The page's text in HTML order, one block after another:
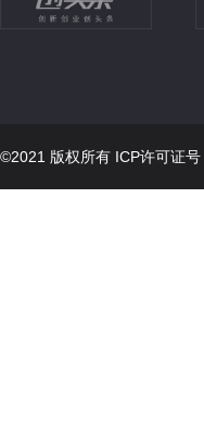
©2021 版权所有 ICP许可证号